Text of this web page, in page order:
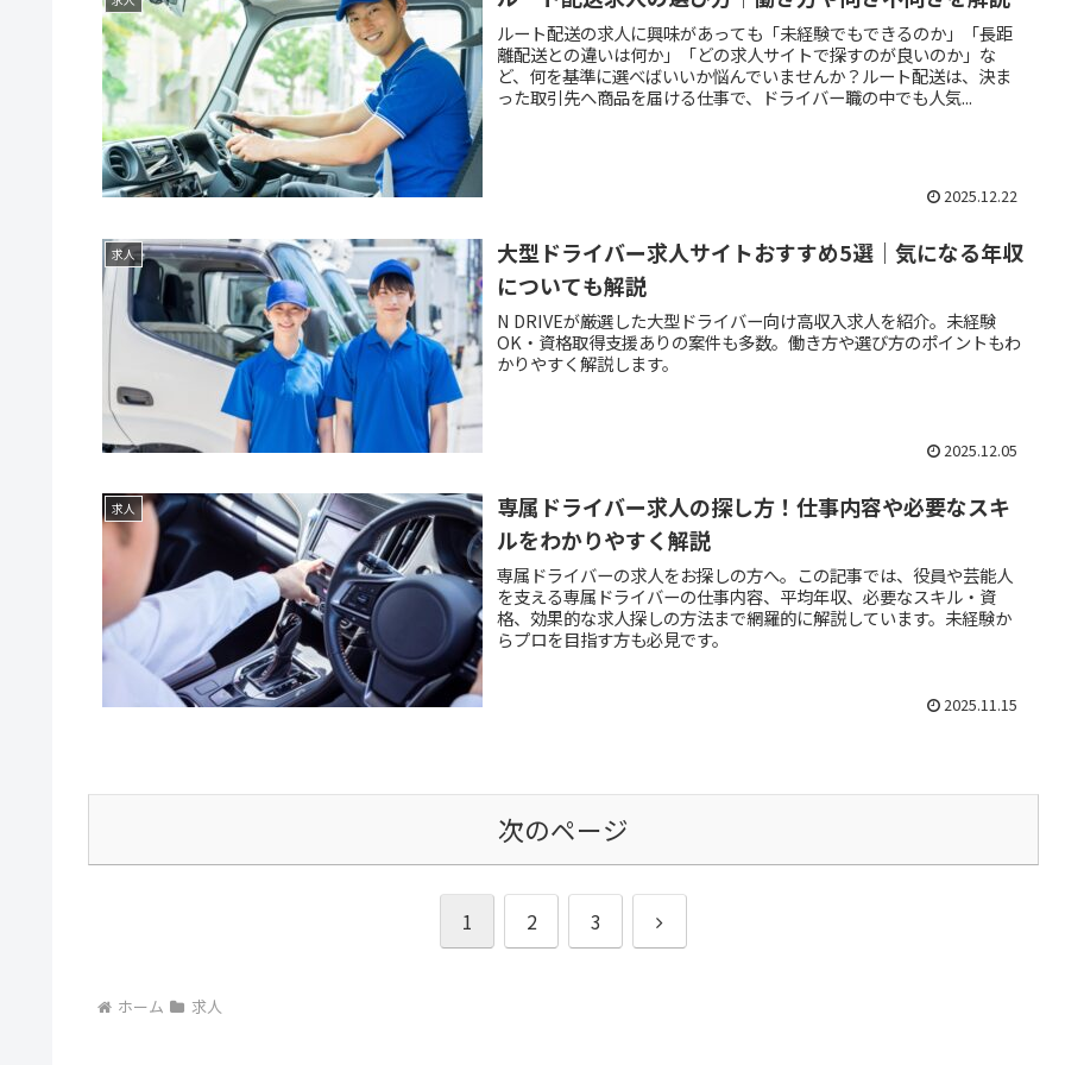
ルート配送の求人に興味があっても「未経験でもできるのか」「長距
離配送との違いは何か」「どの求人サイトで探すのが良いのか」な
ど、何を基準に選べばいいか悩んでいませんか？ルート配送は、決ま
った取引先へ商品を届ける仕事で、ドライバー職の中でも人気...
2025.12.22
求人
大型ドライバー求人サイトおすすめ5選｜気になる年収
についても解説
N DRIVEが厳選した大型ドライバー向け高収入求人を紹介。未経験
OK・資格取得支援ありの案件も多数。働き方や選び方のポイントもわ
かりやすく解説します。
2025.12.05
求人
専属ドライバー求人の探し方！仕事内容や必要なスキ
ルをわかりやすく解説
専属ドライバーの求人をお探しの方へ。この記事では、役員や芸能人
を支える専属ドライバーの仕事内容、平均年収、必要なスキル・資
格、効果的な求人探しの方法まで網羅的に解説しています。未経験か
らプロを目指す方も必見です。
2025.11.15
次のページ
1 2 3
次
ホーム 求人